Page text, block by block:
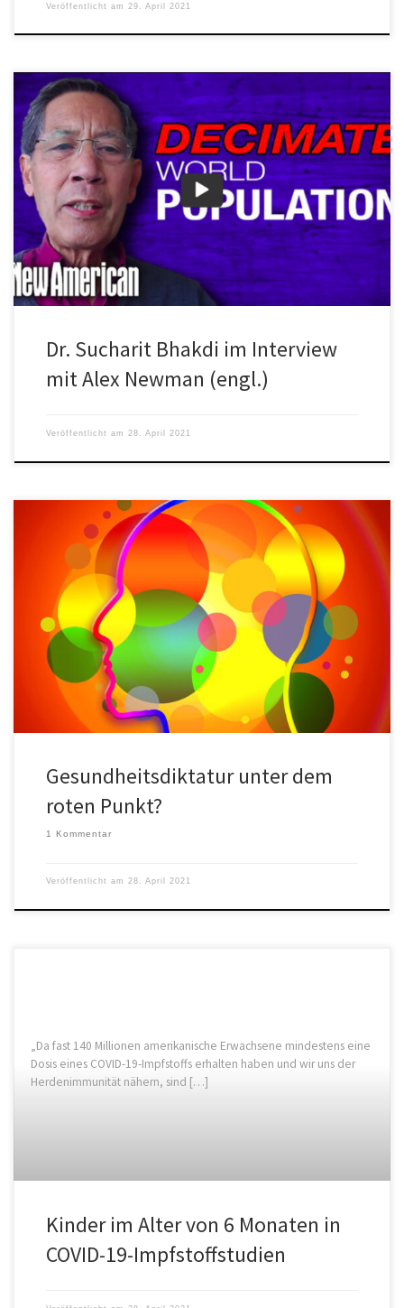
Veröffentlicht am 29. April 2021
In diesem exklusiven Interview mit New American Magazine warnt
Dr. Sucharit Bhakdi, dass die COVID-Hysterie auf Lügen beruht.
Dr. Sucharit Bhakdi im Interview
mit Alex Newman (engl.)
Veröffentlicht am 28. April 2021
Die Anhänger der Idee „NoCovid“ markieren ihren Namen bei
Twitter mit einem roten Punkt. Als Symbol könnte der rote Punkt
[…]
Gesundheitsdiktatur unter dem
roten Punkt?
1 Kommentar
Veröffentlicht am 28. April 2021
„Da fast 140 Millionen amerikanische Erwachsene mindestens eine
Dosis eines COVID-19-Impfstoffs erhalten haben und wir uns der
Herdenimmunität nähern, sind […]
Kinder im Alter von 6 Monaten in
COVID-19-Impfstoffstudien